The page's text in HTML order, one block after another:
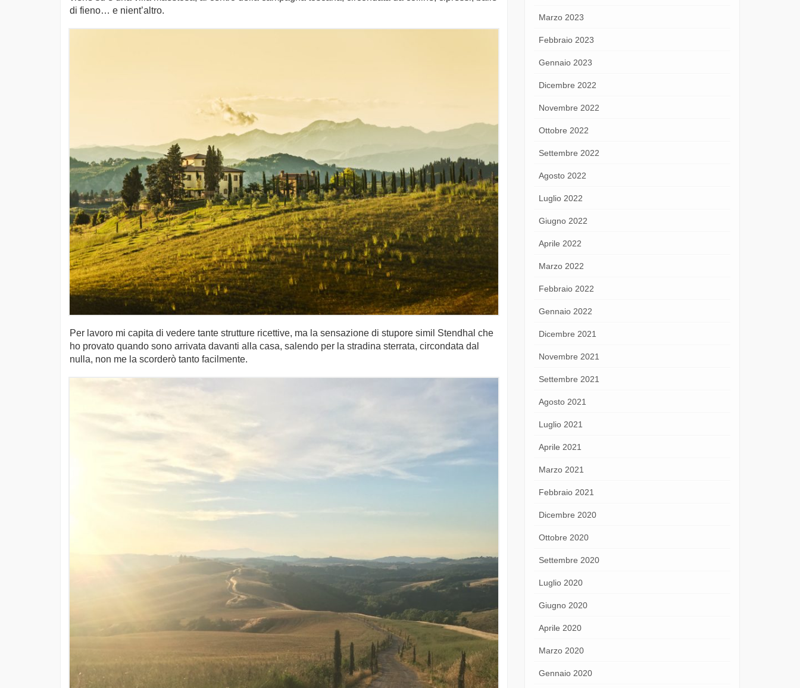
di fieno… e nient’altro.
Per lavoro mi capita di vedere tante strutture ricettive, ma la sensazione di stupore simil Stendhal che
ho provato quando sono arrivata davanti alla casa, salendo per la stradina sterrata, circondata dal
nulla, non me la scorderò tanto facilmente.
Marzo 2023
Febbraio 2023
Gennaio 2023
Dicembre 2022
Novembre 2022
Ottobre 2022
Settembre 2022
Agosto 2022
Luglio 2022
Giugno 2022
Aprile 2022
Marzo 2022
Febbraio 2022
Gennaio 2022
Dicembre 2021
Novembre 2021
Settembre 2021
Agosto 2021
Luglio 2021
Aprile 2021
Marzo 2021
Febbraio 2021
Dicembre 2020
Ottobre 2020
Settembre 2020
Luglio 2020
Giugno 2020
Aprile 2020
Marzo 2020
Gennaio 2020